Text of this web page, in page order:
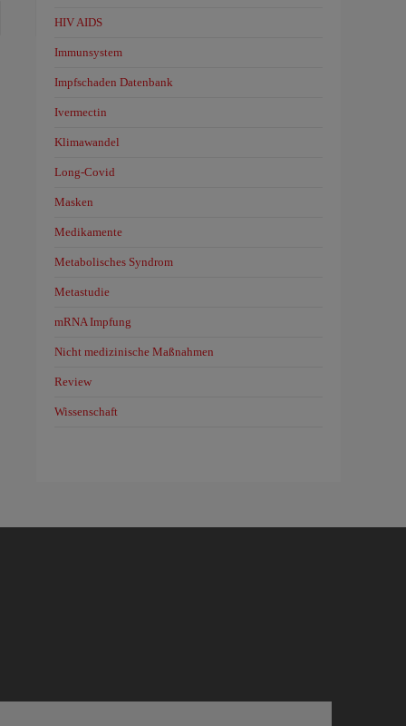
HIV AIDS
Immunsystem
Impfschaden Datenbank
Ivermectin
Klimawandel
Long-Covid
Masken
Medikamente
Metabolisches Syndrom
Metastudie
mRNA Impfung
Nicht medizinische Maßnahmen
Review
Wissenschaft